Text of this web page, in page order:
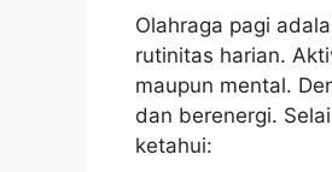
Olahraga pagi
rutinitas harian.
maupun mental.
dan berenergi.
ketahui: